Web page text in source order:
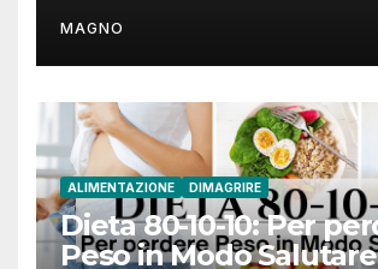
MAGNO
ALIMENTAZIONE DIMAGRIRE
Dieta 80-10-10: Per
Peso in Modo Salutare